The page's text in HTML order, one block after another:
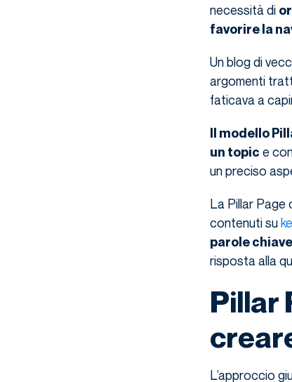
necessità di
favorire la
Un blog di
argomenti
faticava a
Il modello
un topic e
un preciso
La Pillar Page
contenuti su
parole chiave
risposta alla
Pillar
L’approccio